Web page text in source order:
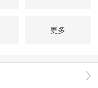
更多